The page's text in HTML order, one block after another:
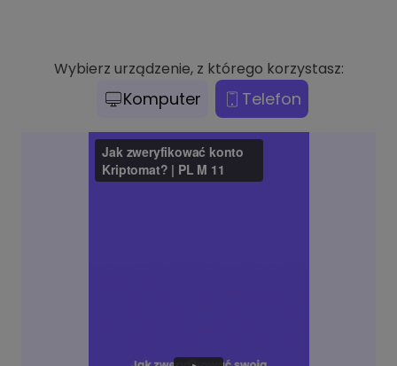
Wybierz urządzenie, z którego korzystasz:
Komputer Telefon